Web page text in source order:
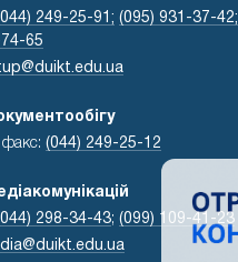
249-25-91; (095) 931-37-42;
65
факс: (044) 249-25-12
298-34-43; (099) 109-41-23